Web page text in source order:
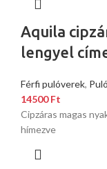
Aquila
lengyel
Férfi pulóverek,
14500Ft
Cipzáras magas
hímezve